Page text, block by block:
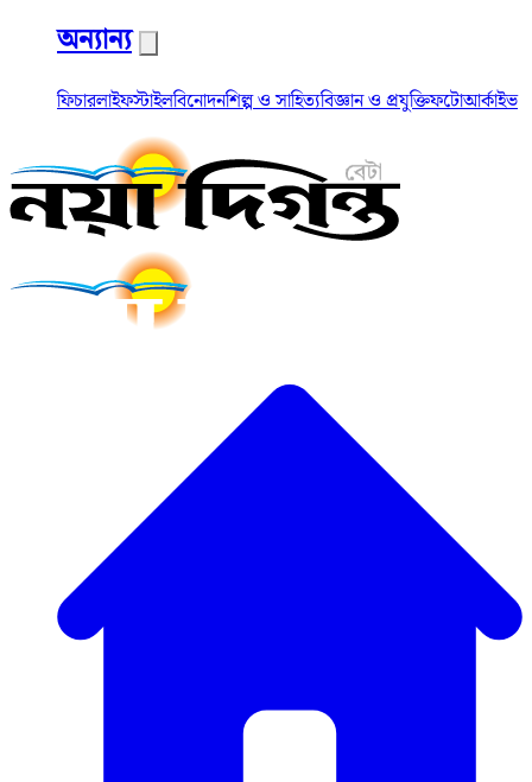
অন্যান্য
ফিচারলাইফস্টাইলবিনোদনশিল্প ও সাহিত্যবিজ্ঞান ও প্রযুক্তিফটোআর্কাইভ